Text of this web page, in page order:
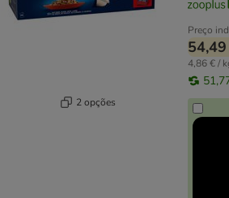
2 opções
Preço
4,86 € /